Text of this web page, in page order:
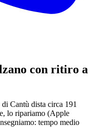
con ritiro a
Cantù dista circa 191
lo ripariamo (Apple
tempo medio